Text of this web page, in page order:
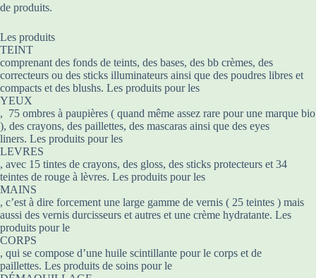
de produits.
Les produits
TEINT
comprenant des fonds de teints, des bases, des bb crèmes, des
correcteurs ou des sticks illuminateurs ainsi que des poudres libres et
compacts et des blushs. Les produits pour les
YEUX
, 75 ombres à paupières ( quand même assez rare pour une marque bio
), des crayons, des paillettes, des mascaras ainsi que des eyes
liners. Les produits pour les
LEVRES
, avec 15 tintes de crayons, des gloss, des sticks protecteurs et 34
teintes de rouge à lèvres. Les produits pour les
MAINS
, c’est à dire forcement une large gamme de vernis ( 25 teintes ) mais
aussi des vernis durcisseurs et autres et une crème hydratante. Les
produits pour le
CORPS
, qui se compose d’une huile scintillante pour le corps et de
paillettes. Les produits de soins pour le